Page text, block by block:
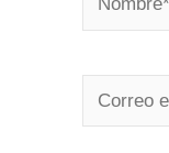
Correo